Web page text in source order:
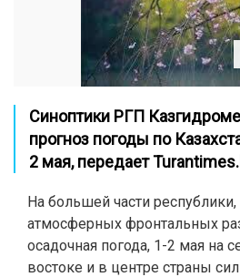
Синоптики РГП
прогноз погоды по
2 мая, передает
На большей части
атмосферных фронтальных
осадочная погода, 1-2 мая на
востоке и в центре страны